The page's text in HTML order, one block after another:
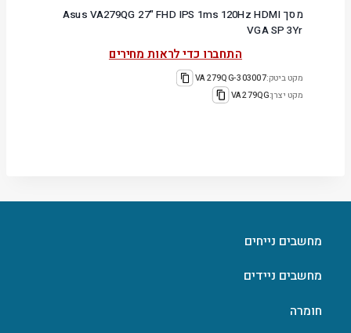
מסך Asus VA279QG 27" FHD IPS 1ms 120Hz HDMI
VGA SP 3Yr
התחברו כדי לראות מחירים
מקט ביטק:303007-VA279QG
מקט יצרן:VA279QG
מחשבים נייחים
מחשבים ניידים
חומרה